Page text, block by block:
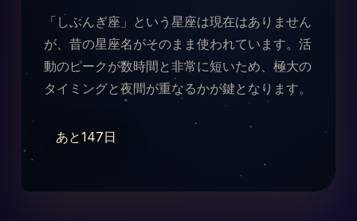
「しぶんぎ座」という星座は現在はありません
が、昔の星座名がそのまま使われています。活
動のピークが数時間と非常に短いため、極大の
タイミングと夜間が重なるかが鍵となります。
あと147日